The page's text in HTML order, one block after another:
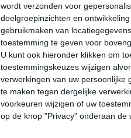
wordt verzonden voor
doelgroepinzichten en ontwikkeling
gebruikmaken van
toestemming te geven voor
U kunt ook hieronder klikken om
toestemmingskeuzes wijzigen
verwerkingen van uw persoonlijke
te maken tegen dergelijke
voorkeuren wijzigen of uw
op de knop "Privacy" onderaan de
18:00 21:00
18:00 21:00
WZW 2 O 2